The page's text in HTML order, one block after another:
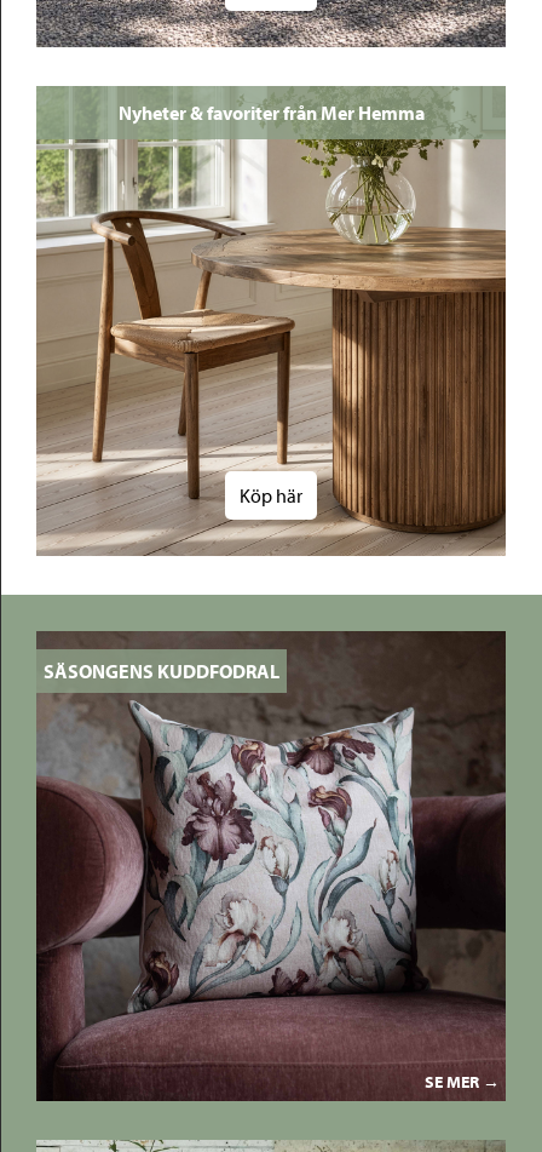
Nyheter & favoriter från Mer Hemma
Köp här
SÄSONGENS KUDDFODRAL
SE MER →